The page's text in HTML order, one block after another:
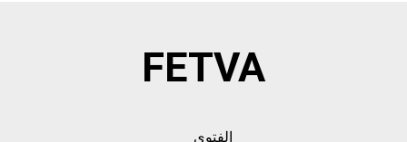
FETVA
الفتوى